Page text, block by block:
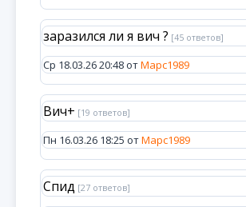
заразился ли я вич ? [45 ответов]
Ср 18.03.26 20:48 отМарс1989
Вич+ [19 ответов]
Пн 16.03.26 18:25 отМарс1989
Спид [27 ответов]